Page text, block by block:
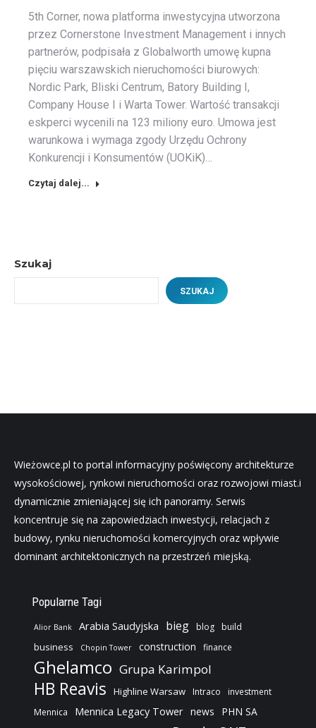
5th Corner, nowa platforma inwestycyjna utworzona
przez Cornerstone Investment Management i innych
partnerów, podpisała z Globalworth umowę kupna
pięciu warszawskich nieruchomości biurowych:
Nordic Park, Bliski Centrum, Batory Building I,
Company House I i Warta Tower. Wartość transakcji
eskperci wycenili na 123 miliony euro. Umowa jest
warunkowa i wymaga zgody Urzędu Ochrony
Konkurencji i Konsumentów (UOKiK)…
Czytaj dalej...
Szukaj
SZUKAJ
Wieżowce.pl to portal informacyjny poświęcony architekturze
wysokościowej, rynkowi nieruchomości oraz rozwojowi miast.i
dynamicznie zmieniającej się ich panoramy. Serwis
koncentruje się na zapowiedziach inwestycji, relacjach z
budowy, rynku nieruchomości komercyjnych oraz wpływie
dominant architektonicznych na przestrzeń miejską.
Popularne Tagi
Alior Bank Arabia Saudyjska bieg blog build
business Chopin Tower construction finance
Ghelamco Grupa Karimpol
HB Reavis Highline Warsaw Intraco
investment
Mennica
Mennica Legacy Tower news PHN SA